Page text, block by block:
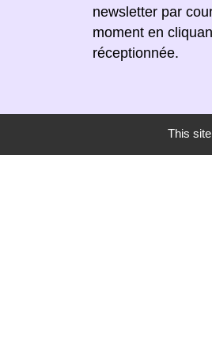
newsletter par
moment en
réceptionnée.
This